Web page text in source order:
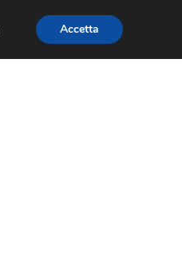
Accetta